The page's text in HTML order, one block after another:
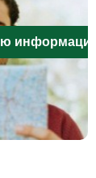
информацию